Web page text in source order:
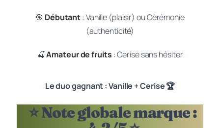
🎯 Débutant: Vanille (plaisir) ou Cérémonie
(authenticité)
🍒Amateur de fruits : Cerise sans hésiter
Le duo gagnant : Vanille + Cerise 🏆
⭐ Note globale marque :